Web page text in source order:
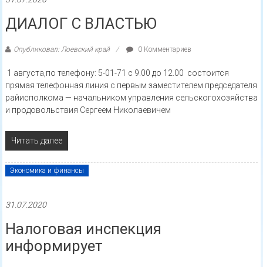
ДИАЛОГ С ВЛАСТЬЮ
Опубликовал: Лоевский край 0 Комментариев
1 августа,по телефону: 5-01-71 с 9.00 до 12.00 состоится
прямая телефонная линия с первым заместителем председателя
райисполкома — начальником управления сельскогохозяйства
и продовольствия Сергеем Николаевичем
Читать далее
Экономика и финансы
31.07.2020
Налоговая инспекция
информирует